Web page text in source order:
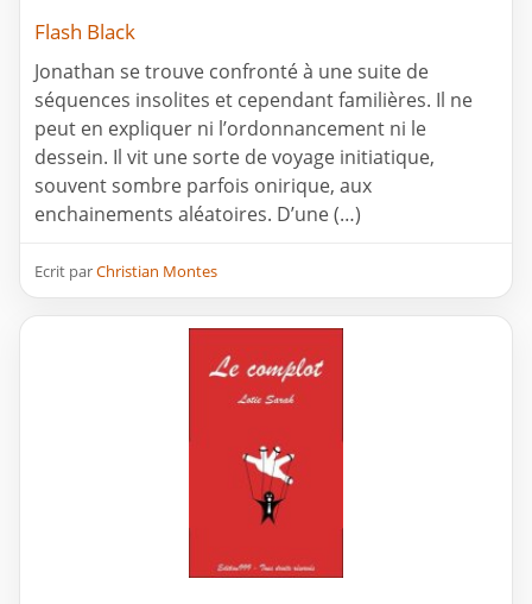
Flash Black
Jonathan se trouve confronté à une suite de
séquences insolites et cependant familières. Il ne
peut en expliquer ni l’ordonnancement ni le
dessein. Il vit une sorte de voyage initiatique,
souvent sombre parfois onirique, aux
enchainements aléatoires. D’une (…)
Ecrit parChristian Montes